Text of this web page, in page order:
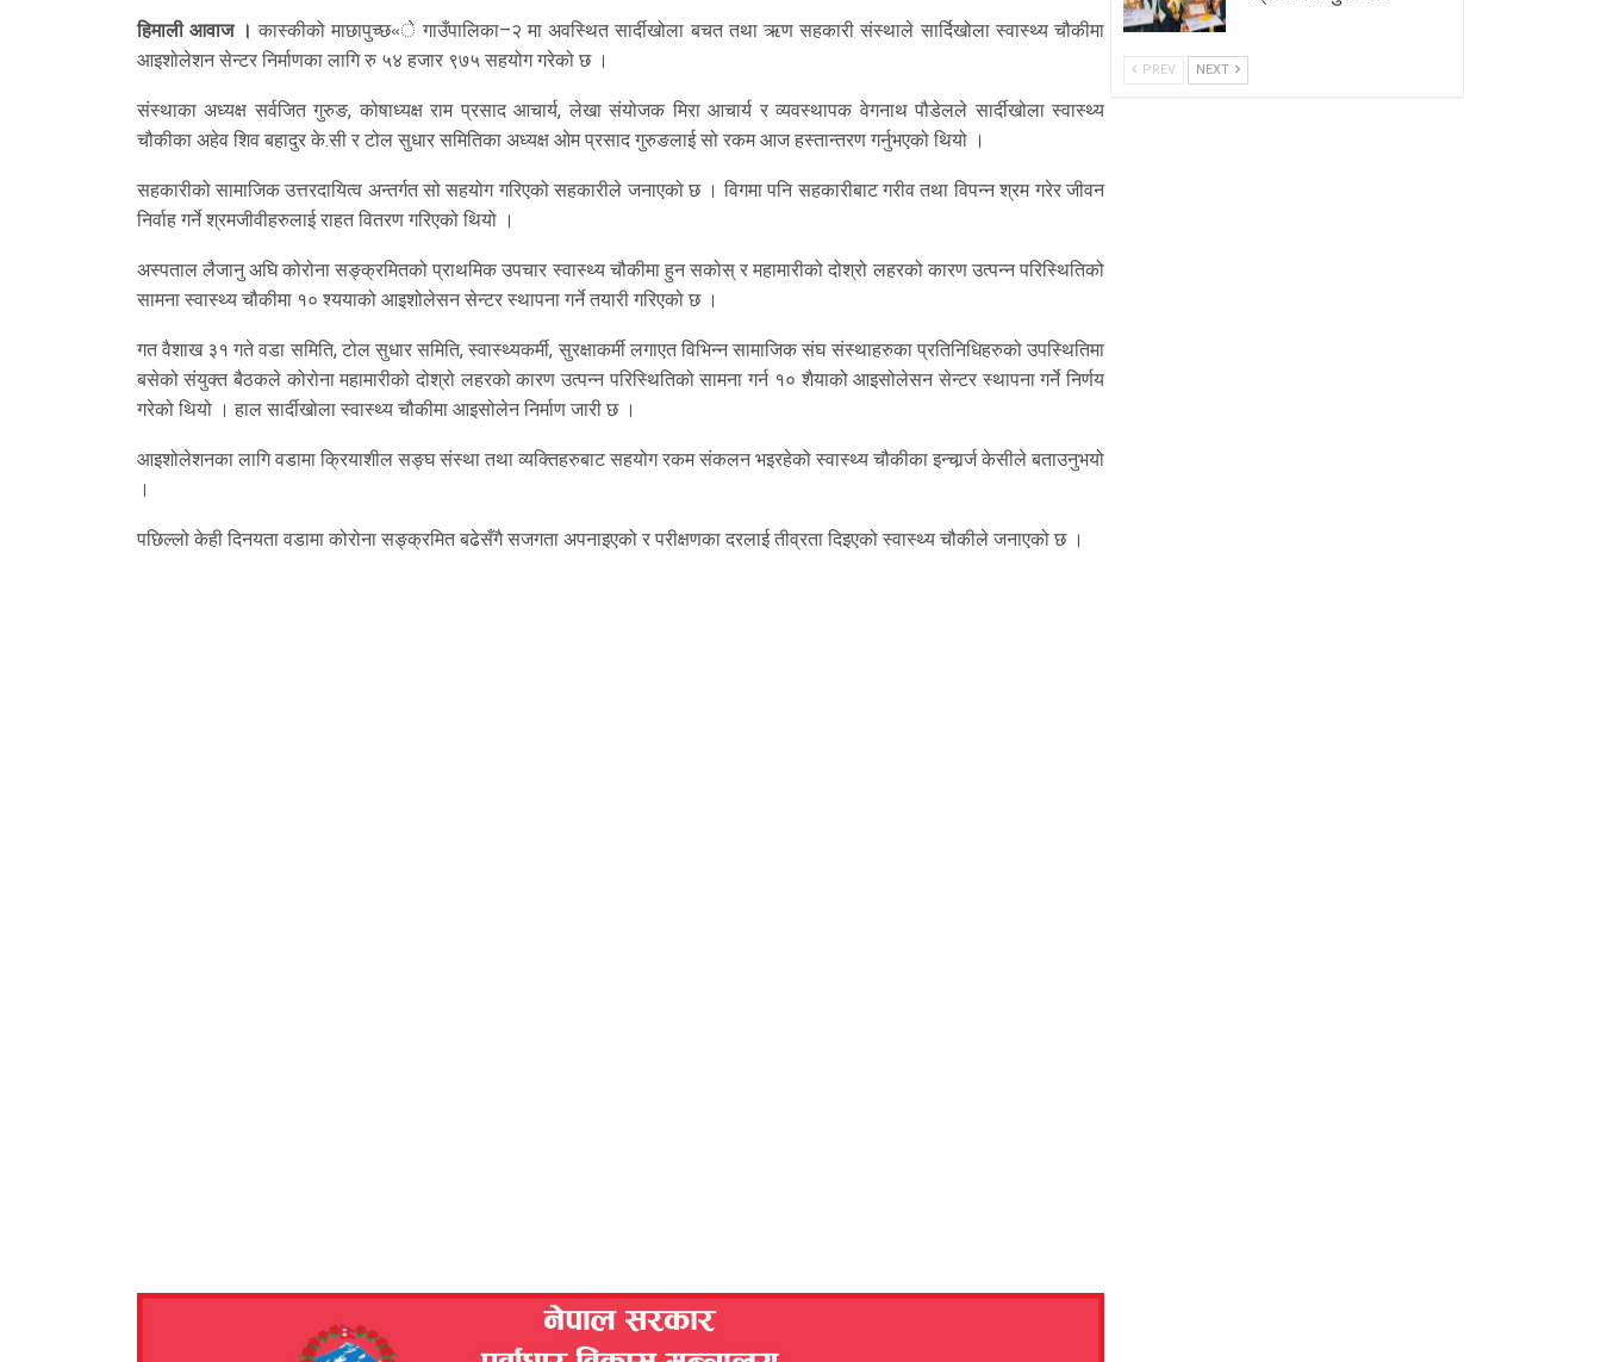
हिमाली आवाज । कास्कीको माछापुच्छ«े गाउँपालिका–२ मा अवस्थित सार्दीखोला बचत तथा ऋण सहकारी संस्थाले सार्दिखोला स्वास्थ्य चौकीमा
आइशोलेशन सेन्टर निर्माणका लागि रु ५४ हजार ९७५ सहयोग गरेको छ ।
संस्थाका अध्यक्ष सर्वजित गुरुङ, कोषाध्यक्ष राम प्रसाद आचार्य, लेखा संयोजक मिरा आचार्य र व्यवस्थापक वेगनाथ पौडेलले सार्दीखोला स्वास्थ्य
चौकीका अहेव शिव बहादुर के.सी र टोल सुधार समितिका अध्यक्ष ओम प्रसाद गुरुङलाई सो रकम आज हस्तान्तरण गर्नुभएको थियो ।
सहकारीको सामाजिक उत्तरदायित्व अन्तर्गत सो सहयोग गरिएको सहकारीले जनाएको छ । विगमा पनि सहकारीबाट गरीव तथा विपन्न श्रम गरेर जीवन
निर्वाह गर्ने श्रमजीवीहरुलाई राहत वितरण गरिएको थियो ।
अस्पताल लैजानु अघि कोरोना सङ्क्रमितको प्राथमिक उपचार स्वास्थ्य चौकीमा हुन सकोस् र महामारीको दोश्रो लहरको कारण उत्पन्न परिस्थितिको
सामना स्वास्थ्य चौकीमा १० श्ययाको आइशोलेसन सेन्टर स्थापना गर्ने तयारी गरिएको छ ।
गत वैशाख ३१ गते वडा समिति, टोल सुधार समिति, स्वास्थ्यकर्मी, सुरक्षाकर्मी लगाएत विभिन्न सामाजिक संघ संस्थाहरुका प्रतिनिधिहरुको उपस्थितिमा
बसेको संयुक्त बैठकले कोरोना महामारीको दोश्रो लहरको कारण उत्पन्न परिस्थितिको सामना गर्न १० शैयाको आइसोलेसन सेन्टर स्थापना गर्ने निर्णय
गरेको थियो । हाल सार्दीखोला स्वास्थ्य चौकीमा आइसोलेन निर्माण जारी छ ।
आइशोलेशनका लागि वडामा क्रियाशील सङ्घ संस्था तथा व्यक्तिहरुबाट सहयोग रकम संकलन भइरहेको स्वास्थ्य चौकीका इन्चार्र्ज केसीले बताउनुभयो
।
पछिल्लो केही दिनयता वडामा कोरोना सङ्क्रमित बढेसँगै सजगता अपनाइएको र परीक्षणका दरलाई तीव्रता दिइएको स्वास्थ्य चौकीले जनाएको छ ।
PREV NEXT